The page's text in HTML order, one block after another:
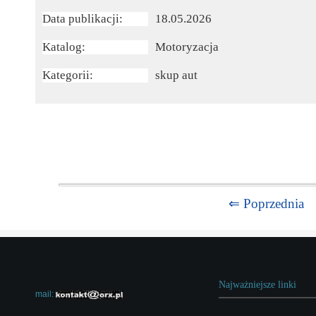
Data publikacji: 18.05.2026
Katalog: Motoryzacja
Kategorii: skup aut
⇐ Poprzednia
mail:
Najważniejsze linki